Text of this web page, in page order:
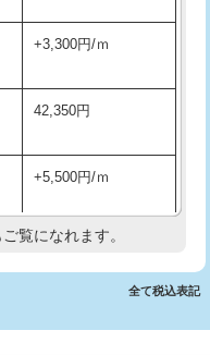
。
16,500円
11,000円~
+3,300円/ｍ
42,350円
+5,500円/ｍ
現地調査
33,000円
覧になれます。
全て税込表記